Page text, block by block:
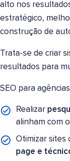
alto nos
estratégico,
construção de
Trata-se de criar
resultados para
SEO para
Realizar
alinham com
Otimizar sites
page e